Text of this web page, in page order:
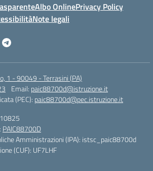
Albo OnlinePrivacy Policy
Note legali
1 - 90049 - Terrasini (PA)
Email: paic88700d@istruzione.it
(PEC): paic88700d@pec.istruzione.it
PAIC88700D
Amministrazioni (IPA): istsc_paic88700d
(CUF): UF7LHF